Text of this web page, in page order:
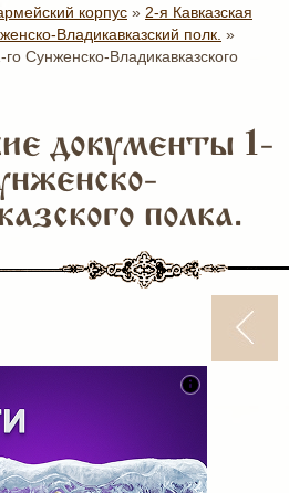
корпус » 2-я Кавказская
Владикавказский полк. »
Сунженско-Владикавказского
документы 1-
полка.